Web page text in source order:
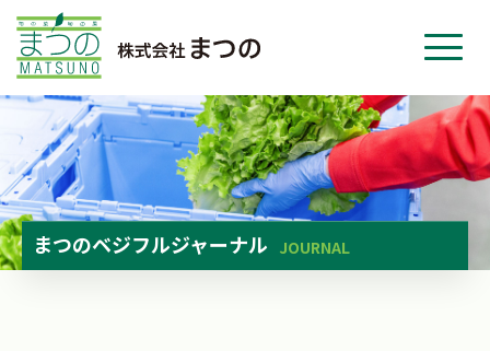
まつのベジフルジャーナル JOURNAL
ホーム
事業紹介
会社紹介
ニュース
お問い合わせ